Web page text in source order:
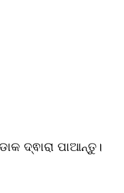
ଦ୍ଵାରା ପାଆନ୍ତୁ।